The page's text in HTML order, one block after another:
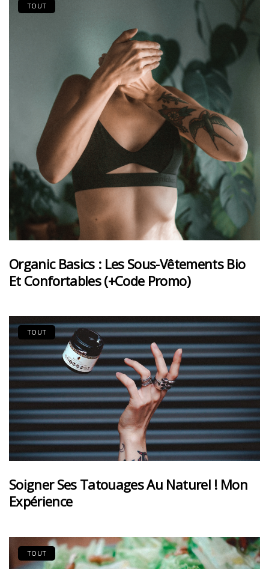
TOUT
Organic Basics : Les Sous-Vêtements Bio
Et Confortables (+code Promo)
TOUT
Soigner Ses Tatouages Au Naturel ! Mon
Expérience
TOUT